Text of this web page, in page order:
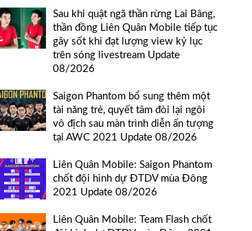
Sau khi quật ngã thần rừng Lai Bâng,
thần đồng Liên Quân Mobile tiếp tục
gây sốt khi đạt lượng view kỷ lục
trên sóng livestream Update
08/2026
Saigon Phantom bổ sung thêm một
tài năng trẻ, quyết tâm đòi lại ngôi
vô địch sau màn trình diễn ấn tượng
tại AWC 2021 Update 08/2026
Liên Quân Mobile: Saigon Phantom
chốt đội hình dự ĐTDV mùa Đông
2021 Update 08/2026
Liên Quân Mobile: Team Flash chốt